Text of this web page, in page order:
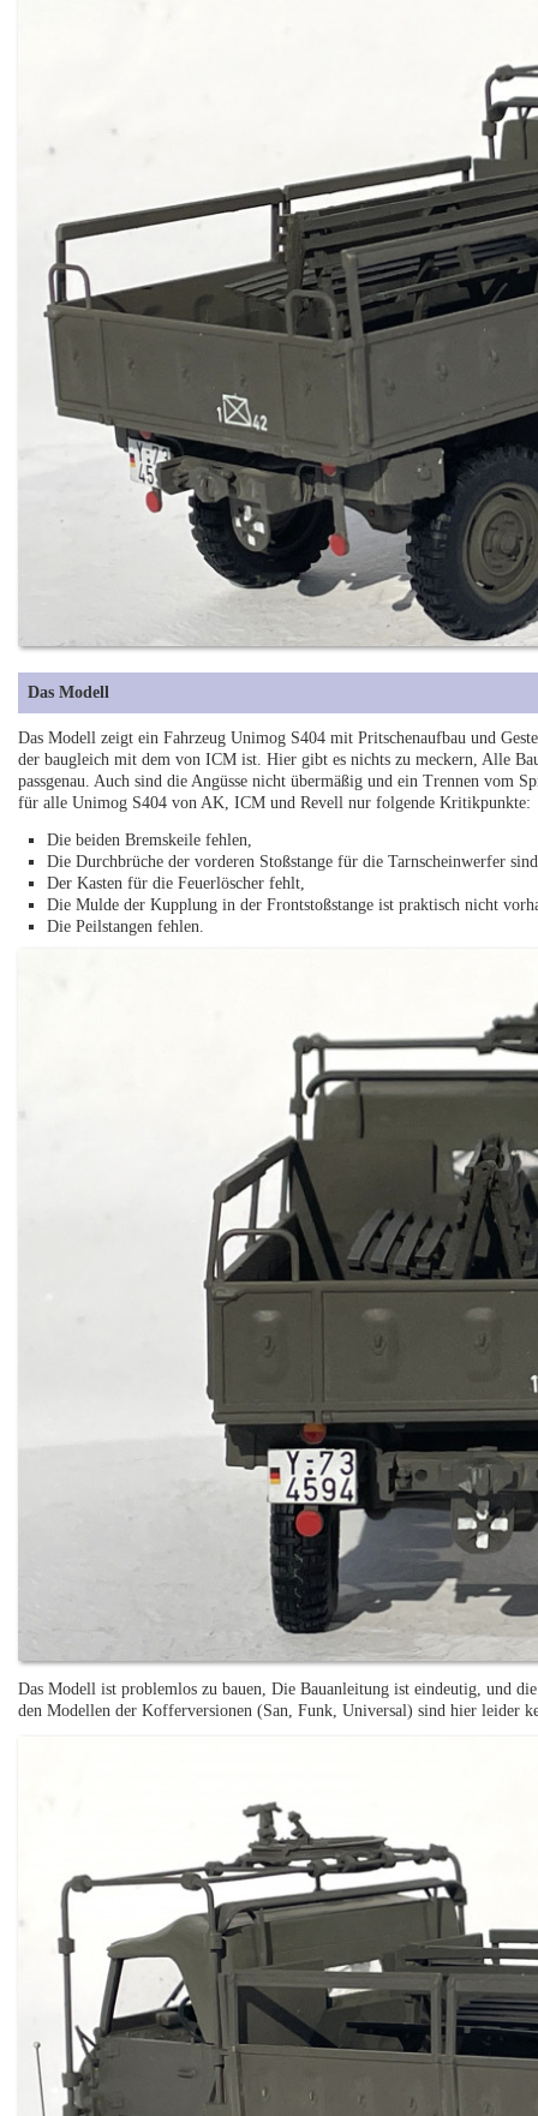
Das Modell
Das Modell zeigt ein Fahrzeug Unimog S404 mit Pritschenaufbau und
der baugleich mit dem von ICM ist. Hier gibt es nichts zu meckern, Alle
passgenau. Auch sind die Angüsse nicht übermäßig und ein Trennen vom
für alle Unimog S404 von AK, ICM und Revell nur folgende Kritikpunkte:
Die beiden Bremskeile fehlen,
Die Durchbrüche der vorderen Stoßstange für die Tarnscheinwerfer
Der Kasten für die Feuerlöscher fehlt,
Die Mulde der Kupplung in der Frontstoßstange ist praktisch nicht
Die Peilstangen fehlen.
Das Modell ist problemlos zu bauen, Die Bauanleitung ist eindeutig, und
den Modellen der Kofferversionen (San, Funk, Universal) sind hier leider